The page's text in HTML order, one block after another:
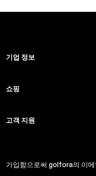
기업 정보
쇼핑
고객 지원
가입함으로써 golfora의 이